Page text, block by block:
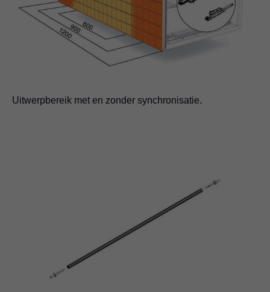
Uitwerpbereik met en zonder synchronisatie.